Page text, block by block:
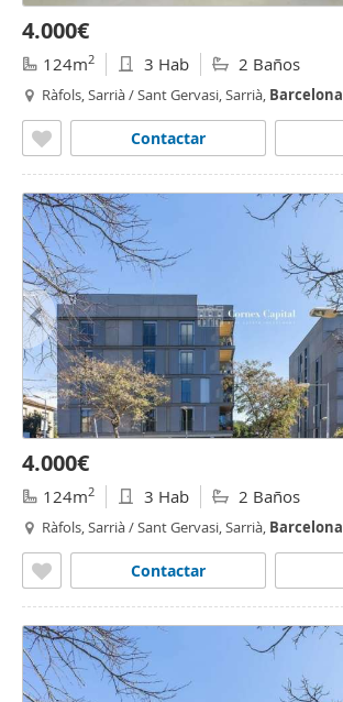
4.000€
124m2 3 Hab 2 Baños
Ràfols, Sarrià / Sant Gervasi, Sarrià, Barcelona
Contactar
4.000€
124m2 3 Hab 2 Baños
Ràfols, Sarrià / Sant Gervasi, Sarrià, Barcelona
Contactar